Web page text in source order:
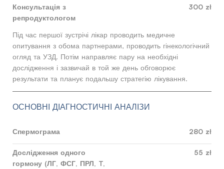
Консультація з
репродуктологом
300 zł
Під час першої зустрічі лікар проводить медичне
опитування з обома партнерами, проводить гінекологічний
огляд та УЗД. Потім направляє пару на необхідні
дослідження і зазвичай в той же день обговорює
результати та планує подальшу стратегію лікування.
ОСНОВНІ ДІАГНОСТИЧНІ АНАЛІЗИ
Спермограма 280 zł
Дослідження одного
гормону (ЛГ, ФСГ, ПРЛ, T,
55 zł